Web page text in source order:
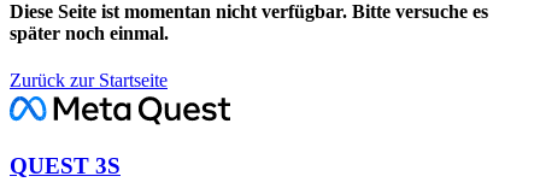
Diese Seite ist momentan nicht verfügbar. Bitte versuche es
später noch einmal.
Zurück zur Startseite
QUEST 3S